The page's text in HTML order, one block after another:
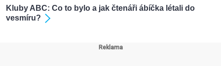
Kluby ABC: Co to bylo a jak čtenáři ábíčka létali do
vesmíru?